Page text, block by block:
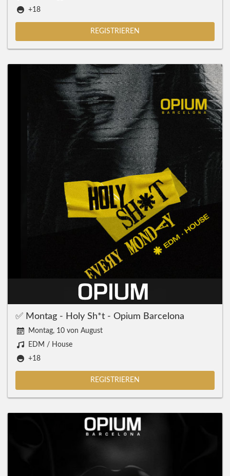
+18
REGISTRIEREN
✅ Montag - Holy Sh*t - Opium Barcelona
Montag, 10 von August
EDM / House
+18
REGISTRIEREN